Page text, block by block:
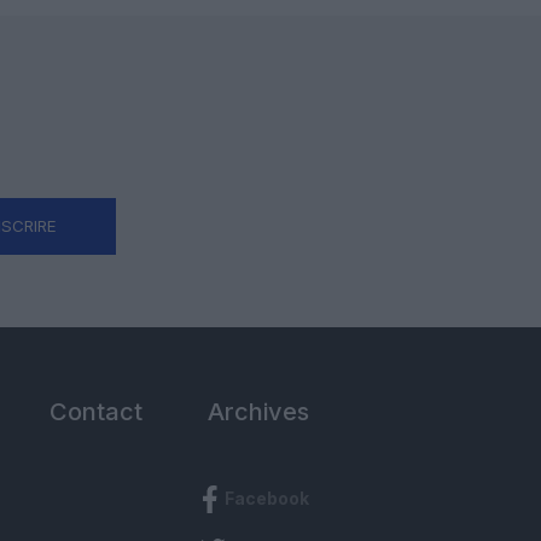
Contact Archives